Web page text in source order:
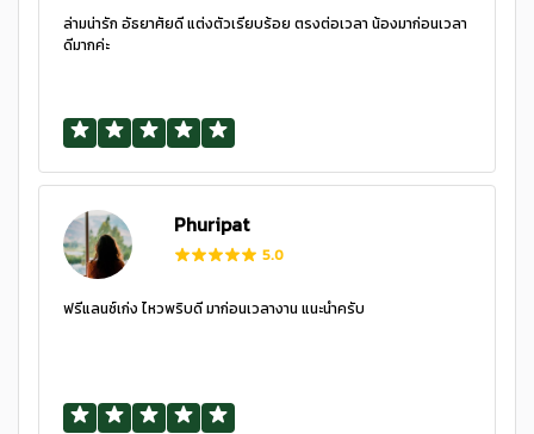
ล่ามน่ารัก อัธยาศัยดี แต่งตัวเรียบร้อย ตรงต่อเวลา น้องมาก่อนเวลา
ดีมากค่ะ
Phuripat
5.0
ฟรีแลนซ์เก่ง ไหวพริบดี มาก่อนเวลางาน แนะนำครับ